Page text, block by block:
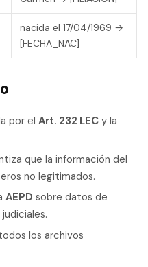
nacida el 17/04/1969 →
[FECHA_NAC]
por el Art. 232 LEC y la
que la información del
no legitimados.
AEPD sobre datos de
los archivos